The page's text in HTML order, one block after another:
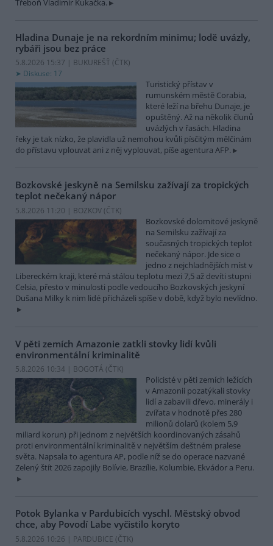
Třeboň Vladimír Kukačka.
Hladina Dunaje je na rekordním minimu; lodě uvázly,
rybáři jsou bez práce
5.8.2026 15:37 | BUKUREŠŤ (ČTK)
Diskuse: 17
Turistický přístav v
rumunském městě Corabia,
které leží na břehu Dunaje, je
opuštěný. Až na několik člunů
uvázlých v řasách. Hladina
řeky je tak nízko, že plavidla už nemohou kvůli písčitým mělčinám
do přístavu vplouvat ani z něj vyplouvat, píše agentura AFP.
Bozkovské jeskyně na Semilsku zažívají za tropických
teplot nečekaný nápor
5.8.2026 11:20 | BOZKOV (ČTK)
Bozkovské dolomitové jeskyně
na Semilsku zažívají za
současných tropických teplot
nečekaný nápor. Jde sice o
jedno z nejchladnějších míst v
Libereckém kraji, které má stálou teplotu mezi 7,5 až devíti stupni
Celsia, přesto v minulosti podle vedoucího Bozkovských jeskyní
Dušana Milky k nim lidé přicházeli spíše v době, když bylo nevlídno.
V pěti zemích Amazonie zatkli stovky lidí kvůli
environmentální kriminalitě
5.8.2026 10:34 | BOGOTÁ (ČTK)
Policisté v pěti zemích ležících
v Amazonii pozatýkali stovky
lidí a zabavili dřevo, minerály i
zvířata v hodnotě přes 280
milionů dolarů (kolem 5,9
miliard korun) při jednom z největších koordinovaných zásahů
proti environmentální kriminalitě v největším deštném pralese
světa. Napsala to agentura AP, podle níž se do operace nazvané
Zelený štít 2026 zapojily Bolívie, Brazílie, Kolumbie, Ekvádor a Peru.
Potok Bylanka v Pardubicích vyschl. Městský obvod
chce, aby Povodí Labe vyčistilo koryto
5.8.2026 10:26 | PARDUBICE (ČTK)